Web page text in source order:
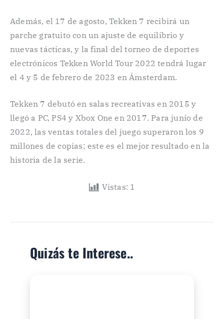
Además, el 17 de agosto, Tekken 7 recibirá un
parche gratuito con un ajuste de equilibrio y
nuevas tácticas, y la final del torneo de deportes
electrónicos Tekken World Tour 2022 tendrá lugar
el 4 y 5 de febrero de 2023 en Ámsterdam.
Tekken 7 debutó en salas recreativas en 2015 y
llegó a PC, PS4 y Xbox One en 2017. Para junio de
2022, las ventas totales del juego superaron los 9
millones de copias; este es el mejor resultado en la
historia de la serie.
Vistas: 1
Quizás te Interese..